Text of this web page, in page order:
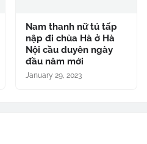
Nam thanh nữ tú tấp
nập đi chùa Hà ở Hà
Nội cầu duyên ngày
đầu năm mới
January 29, 2023